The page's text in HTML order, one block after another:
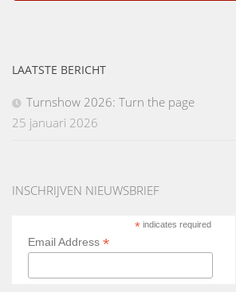
LAATSTE BERICHT
Turnshow 2026: Turn the page
25 januari 2026
INSCHRIJVEN NIEUWSBRIEF
* indicates required
Email Address *